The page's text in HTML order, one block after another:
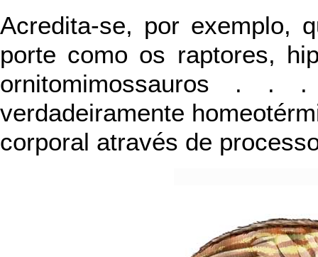
Acredita-se, por exemplo,
porte como os raptores,
ornitomimossauros . . .
verdadeiramente
corporal através de